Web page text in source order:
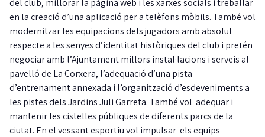
en la creació d’una aplicació per a telèfons mòbils. També vol
modernitzar les equipacions dels jugadors amb absolut
respecte a les senyes d’identitat històriques del club i pretén
negociar amb l’Ajuntament millors instal·lacions i serveis al
pavelló de La Corxera, l’adequació d’una pista
d’entrenament annexada i l’organització d’esdeveniments a
les pistes dels Jardins Juli Garreta. També vol adequar i
mantenir les cistelles públiques de diferents parcs de la
ciutat. En el vessant esportiu vol impulsar els equips